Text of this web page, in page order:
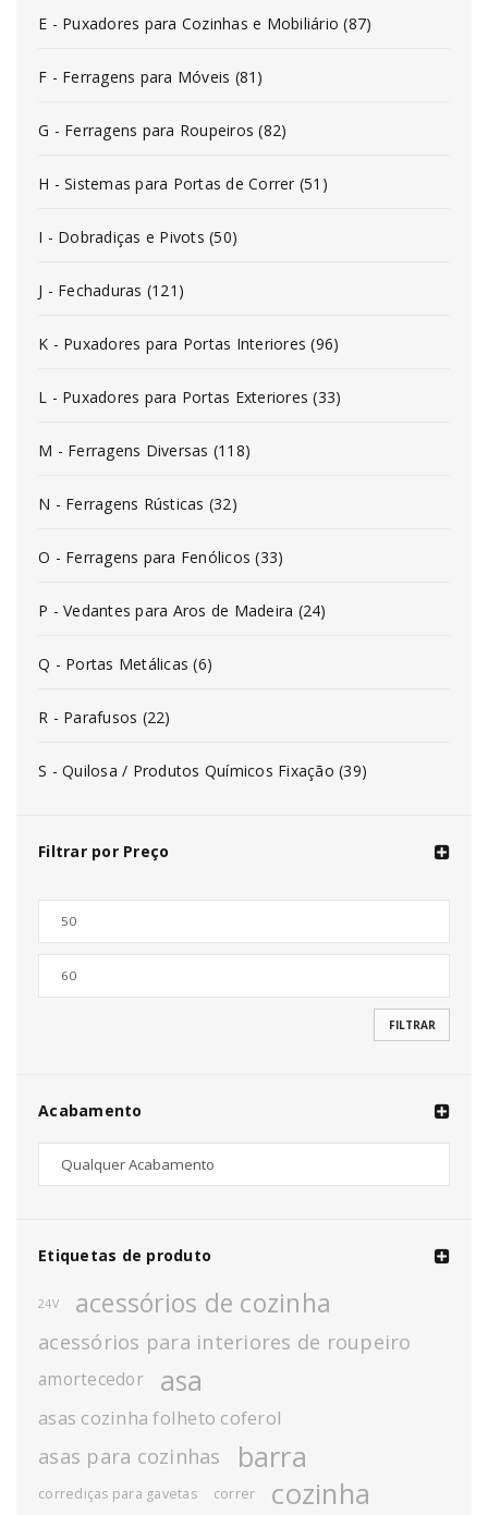
E - Puxadores para Cozinhas e Mobiliário (87)
F - Ferragens para Móveis (81)
G - Ferragens para Roupeiros (82)
H - Sistemas para Portas de Correr (51)
I - Dobradiças e Pivots (50)
J - Fechaduras (121)
K - Puxadores para Portas Interiores (96)
L - Puxadores para Portas Exteriores (33)
M - Ferragens Diversas (118)
N - Ferragens Rústicas (32)
O - Ferragens para Fenólicos (33)
P - Vedantes para Aros de Madeira (24)
Q - Portas Metálicas (6)
R - Parafusos (22)
S - Quilosa / Produtos Químicos Fixação (39)
Filtrar por Preço
FILTRAR
Acabamento
Etiquetas de produto
24V acessórios de cozinha
acessórios para interiores de roupeiro
amortecedor asa
asas cozinha folheto coferol
asas para cozinhas barra
corrediças para gavetas correr cozinha